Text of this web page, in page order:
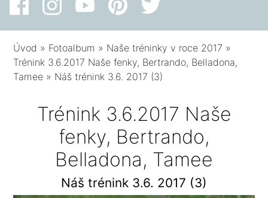
Úvod » Fotoalbum » Naše tréninky v roce 2017 »
Trénink 3.6.2017 Naše fenky, Bertrando, Belladona,
Tamee » Náš trénink 3.6. 2017 (3)
Trénink 3.6.2017 Naše
fenky, Bertrando,
Belladona, Tamee
Náš trénink 3.6. 2017 (3)